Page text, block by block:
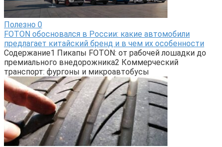
Полезно 0
FOTON обосновался в России: какие автомобили
предлагает китайский бренд и в чем их особенности
Содержание1 Пикапы FOTON: от рабочей лошадки до
премиального внедорожника2 Коммерческий
транспорт: фургоны и микроавтобусы